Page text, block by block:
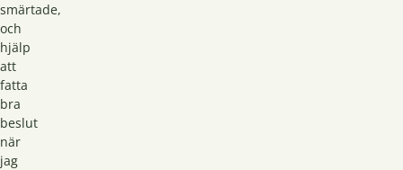
smärtade,
och
hjälp
att
fatta
bra
beslut
när
jag